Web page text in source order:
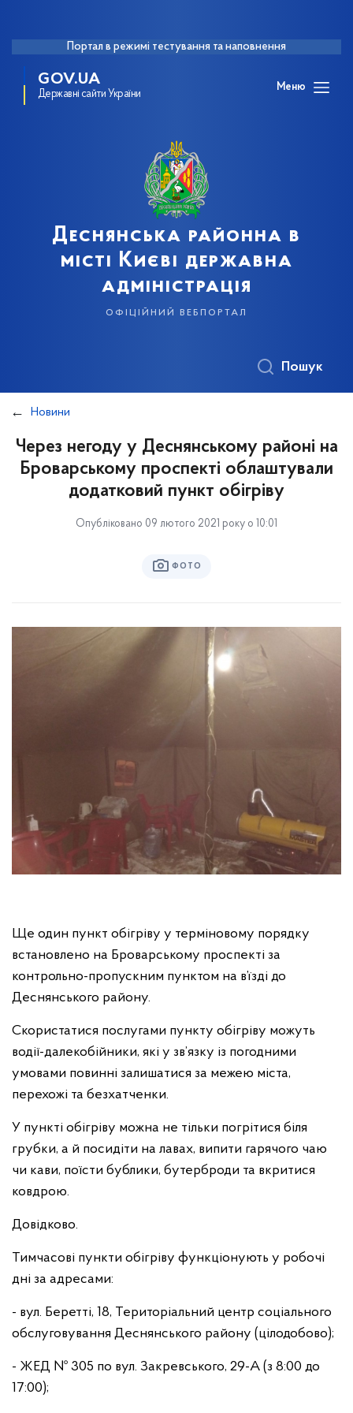
Портал в режимі тестування та наповнення
GOV.UA
Державні сайти України
Меню
Деснянська районна в
місті Києві державна
адміністрація
офіційний вебпортал
Пошук
Новини
Через негоду у Деснянському районі на
Броварському проспекті облаштували
додатковий пункт обігріву
Опубліковано 09 лютого 2021 року о 10:01
ФОТО
Ще один пункт обігріву у терміновому порядку
встановлено на Броварському проспекті за
контрольно-пропускним пунктом на в’їзді до
Деснянського району.
Скористатися послугами пункту обігріву можуть
водії-далекобійники, які у зв’язку із погодними
умовами повинні залишатися за межею міста,
перехожі та безхатченки.
У пункті обігріву можна не тільки погрітися біля
грубки, а й посидіти на лавах, випити гарячого чаю
чи кави, поїсти бублики, бутерброди та вкритися
ковдрою.
Довідково.
Тимчасові пункти обігріву функціонують у робочі
дні за адресами:
- вул. Беретті, 18, Територіальний центр соціального
обслуговування Деснянського району (цілодобово);
- ЖЕД № 305 по вул. Закревського, 29-А (з 8:00 до
17:00);